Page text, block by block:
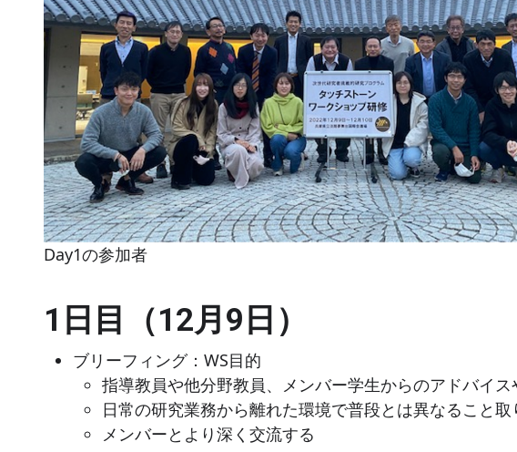
Day1の参加者
1日目（12月9日）
ブリーフィング：WS目的
指導教員や他分野教員、メンバー学生からのアドバイ
日常の研究業務から離れた環境で普段とは異なること
メンバーとより深く交流する